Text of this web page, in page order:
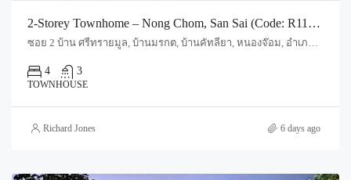
2-Storey Townhome – Nong Chom, San Sai (Code: R1192)
4 3
TOWNHOUSE
Richard Jones 6 days ago